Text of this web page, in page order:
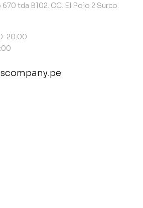
tda B102. CC. El Polo 2 Surco.
20:00